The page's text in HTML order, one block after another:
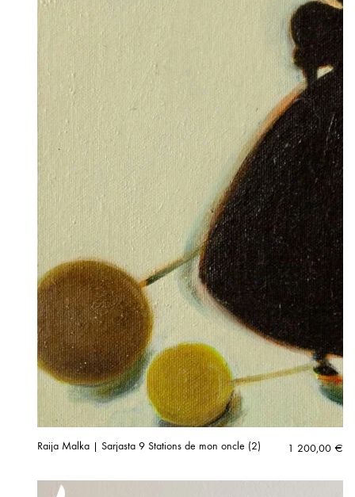
Raija Malka | Sarjasta 9 Stations de mon oncle (2) 1 200,00 €